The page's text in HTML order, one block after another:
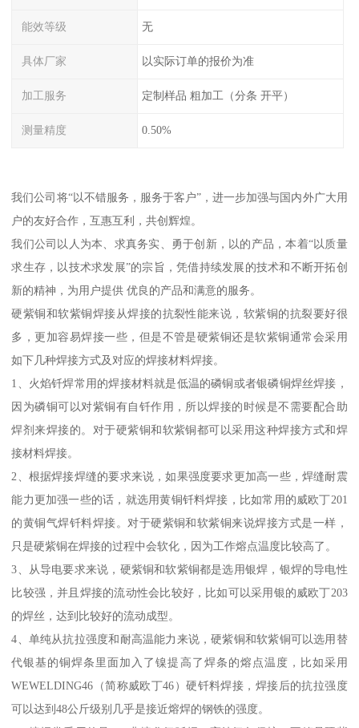
能效等级 无
具体厂家 以实际订单的报价为准
加工服务 定制样品 粗加工（分条 开平）
测量精度 0.50%
我们公司将“以不错服务，服务于客户”，进一步加强与国内外广大用
户的友好合作，互惠互利，共创辉煌。
我们公司以人为本、求真务实、勇于创新，以的产品，本着“以质量
求生存，以技术求发展”的宗旨，凭借持续发展的技术和不断开拓创
新的精神，为用户提供 优良的产品和满意的服务。
硬紫铜和软紫铜焊接从焊接的抗裂性能来说，软紫铜的抗裂要好很
多，更加容易焊接一些，但是不管是硬紫铜还是软紫铜通常会采用
如下几种焊接方式及对应的焊接材料焊接。
1、火焰钎焊常用的焊接材料就是低温的磷铜或者银磷铜焊丝焊接，
因为磷铜可以对紫铜有自钎作用，所以焊接的时候是不需要配合助
焊剂来焊接的。对于硬紫铜和软紫铜都可以采用这种焊接方式和焊
接材料焊接。
2、根据焊接焊缝的要求来说，如果强度要求更加高一些，焊缝耐震
能力更加强一些的话，就选用黄铜钎料焊接，比如常用的威欧丁201
的黄铜气焊钎料焊接。对于硬紫铜和软紫铜来说焊接方式是一样，
只是硬紫铜在焊接的过程中会软化，因为工作熔点温度比较高了。
3、从导电要求来说，硬紫铜和软紫铜都是选用银焊，银焊的导电性
比较强，并且焊接的流动性会比较好，比如可以采用银的威欧丁203
的焊丝，达到比较好的流动成型。
4、单纯从抗拉强度和耐高温能力来说，硬紫铜和软紫铜可以选用替
代银基的铜焊条里面加入了镍提高了焊条的熔点温度，比如采用
WEWELDING46（简称威欧丁46）硬钎料焊接，焊接后的抗拉强度
可以达到48公斤级别几乎是接近熔焊的钢铁的强度。